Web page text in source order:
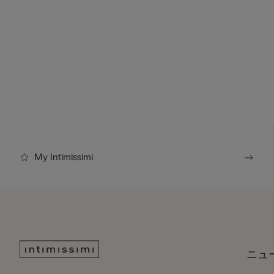
My Intimissimi
ニュ